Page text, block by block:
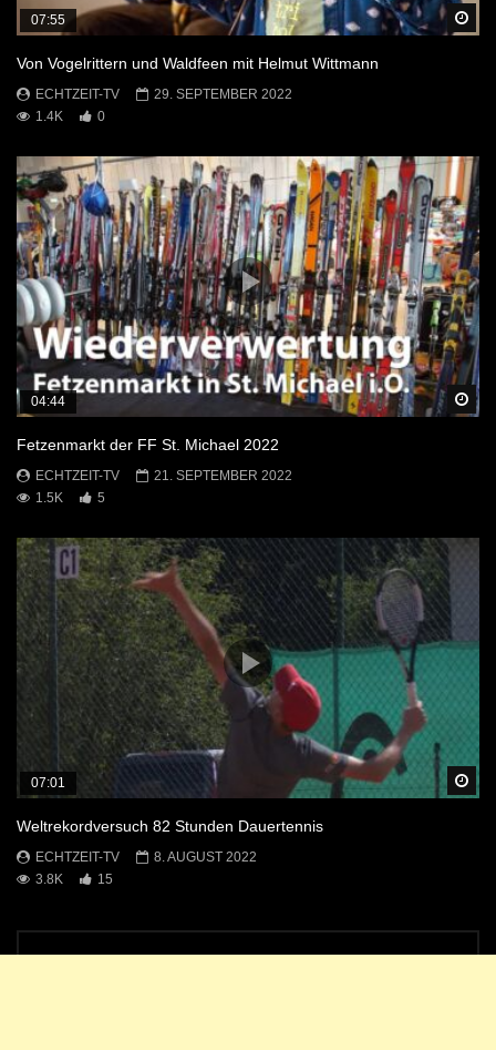
07:55
Von Vogelrittern und Waldfeen mit Helmut Wittmann
ECHTZEIT-TV
29. SEPTEMBER 2022
1.4K
0
04:44
Fetzenmarkt der FF St. Michael 2022
ECHTZEIT-TV
21. SEPTEMBER 2022
1.5K
5
07:01
Weltrekordversuch 82 Stunden Dauertennis
ECHTZEIT-TV
8. AUGUST 2022
3.8K
15